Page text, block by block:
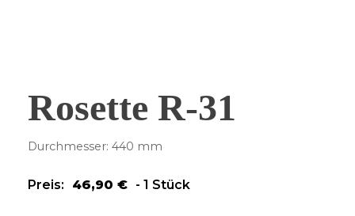
Rosette R-31
Durchmesser: 440 mm
Preis: 46,90 € - 1 Stück